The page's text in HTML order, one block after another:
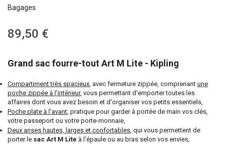
images
Bagages
89,50 €
Grand sac fourre-tout Art M Lite - Kipling
Compartiment très spacieux , avec fermeture zippée, comprenant une
poche zippée à l'intérieur, vous permettant d'emporter toutes les
affaires dont vous avez besoin et d'organiser vos petits essentiels,
Poche plate à l'avant , pratique pour garder à portée de main vos clés,
votre passeport ou votre porte-monnaie,
Deux anses hautes, larges et confortables , qui vous permettent de
porter le sac Art M Lite à l'épaule ou au bras selon vos envies,